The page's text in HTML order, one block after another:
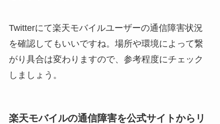
Twitterにて楽天モバイルユーザーの通信障害状況
を確認してもいいですね。場所や環境によって繋
がり具合は変わりますので、参考程度にチェック
しましょう。
楽天モバイルの通信障害を公式サイトからリ